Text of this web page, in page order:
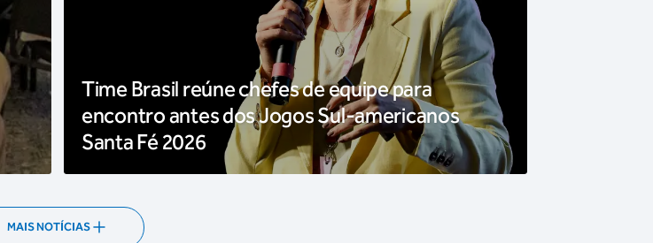
Time Brasil reúne chefes de equipe para
encontro antes dos Jogos Sul-americanos
Santa Fé 2026
MAIS NOTÍCIAS